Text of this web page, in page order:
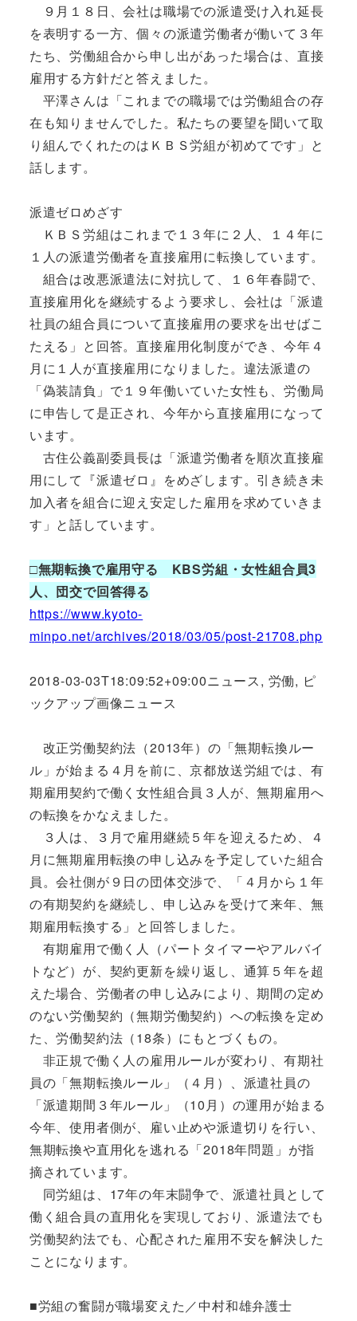
９月１８日、会社は職場での派遣受け入れ延長
を表明する一方、個々の派遣労働者が働いて３年
たち、労働組合から申し出があった場合は、直接
雇用する方針だと答えました。
平澤さんは「これまでの職場では労働組合の存
在も知りませんでした。私たちの要望を聞いて取
り組んでくれたのはＫＢＳ労組が初めてです」と
話します。
派遣ゼロめざす
ＫＢＳ労組はこれまで１３年に２人、１４年に
１人の派遣労働者を直接雇用に転換しています。
組合は改悪派遣法に対抗して、１６年春闘で、
直接雇用化を継続するよう要求し、会社は「派遣
社員の組合員について直接雇用の要求を出せばこ
たえる」と回答。直接雇用化制度ができ、今年４
月に１人が直接雇用になりました。違法派遣の
「偽装請負」で１９年働いていた女性も、労働局
に申告して是正され、今年から直接雇用になって
います。
古住公義副委員長は「派遣労働者を順次直接雇
用にして『派遣ゼロ』をめざします。引き続き未
加入者を組合に迎え安定した雇用を求めていきま
す」と話しています。
□無期転換で雇用守る KBS労組・女性組合員3
人、団交で回答得る
https://www.kyoto-
minpo.net/archives/2018/03/05/post-21708.php
2018-03-03T18:09:52+09:00ニュース, 労働, ピ
ックアップ画像ニュース
改正労働契約法（2013年）の「無期転換ルー
ル」が始まる４月を前に、京都放送労組では、有
期雇用契約で働く女性組合員３人が、無期雇用へ
の転換をかなえました。
３人は、３月で雇用継続５年を迎えるため、４
月に無期雇用転換の申し込みを予定していた組合
員。会社側が９日の団体交渉で、「４月から１年
の有期契約を継続し、申し込みを受けて来年、無
期雇用転換する」と回答しました。
有期雇用で働く人（パートタイマーやアルバイ
トなど）が、契約更新を繰り返し、通算５年を超
えた場合、労働者の申し込みにより、期間の定め
のない労働契約（無期労働契約）への転換を定め
た、労働契約法（18条）にもとづくもの。
非正規で働く人の雇用ルールが変わり、有期社
員の「無期転換ルール」（４月）、派遣社員の
「派遣期間３年ルール」（10月）の運用が始まる
今年、使用者側が、雇い止めや派遣切りを行い、
無期転換や直用化を逃れる「2018年問題」が指
摘されています。
同労組は、17年の年末闘争で、派遣社員として
働く組合員の直用化を実現しており、派遣法でも
労働契約法でも、心配された雇用不安を解決した
ことになります。
■労組の奮闘が職場変えた／中村和雄弁護士